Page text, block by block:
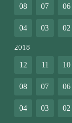
08 07 06
04 03 02
2018
12 11 10
08 07 06
04 03 02